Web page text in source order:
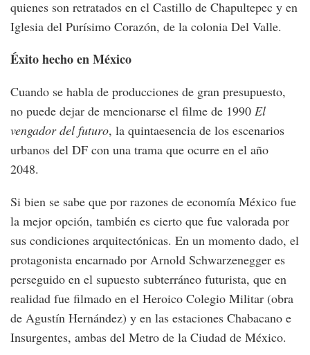
quienes son retratados en el Castillo de Chapultepec y en
Iglesia del Purísimo Corazón, de la colonia Del Valle.
Éxito hecho en México
Cuando se habla de producciones de gran presupuesto,
no puede dejar de mencionarse el filme de 1990 El
vengador del futuro, la quintaesencia de los escenarios
urbanos del DF con una trama que ocurre en el año
2048.
Si bien se sabe que por razones de economía México fue
la mejor opción, también es cierto que fue valorada por
sus condiciones arquitectónicas. En un momento dado, el
protagonista encarnado por Arnold Schwarzenegger es
perseguido en el supuesto subterráneo futurista, que en
realidad fue filmado en el Heroico Colegio Militar (obra
de Agustín Hernández) y en las estaciones Chabacano e
Insurgentes, ambas del Metro de la Ciudad de México.